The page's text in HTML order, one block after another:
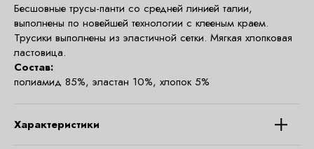
Бесшовные трусы-панти со средней линией талии,
выполнены по новейшей технологии с клееным краем.
Трусики выполнены из эластичной сетки. Мягкая хлопковая
ластовица.
Состав:
полиамид 85%, эластан 10%, хлопок 5%
Характеристики